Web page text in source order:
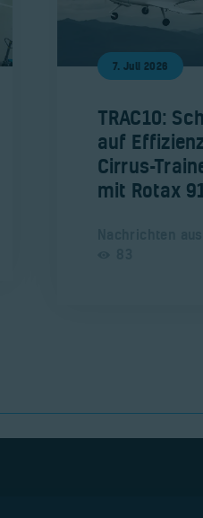
7. Juli 2026
​TRAC10:
auf
Cirrus-
mit Rotax